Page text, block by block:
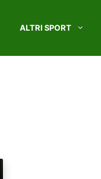
ALTRI SPORT